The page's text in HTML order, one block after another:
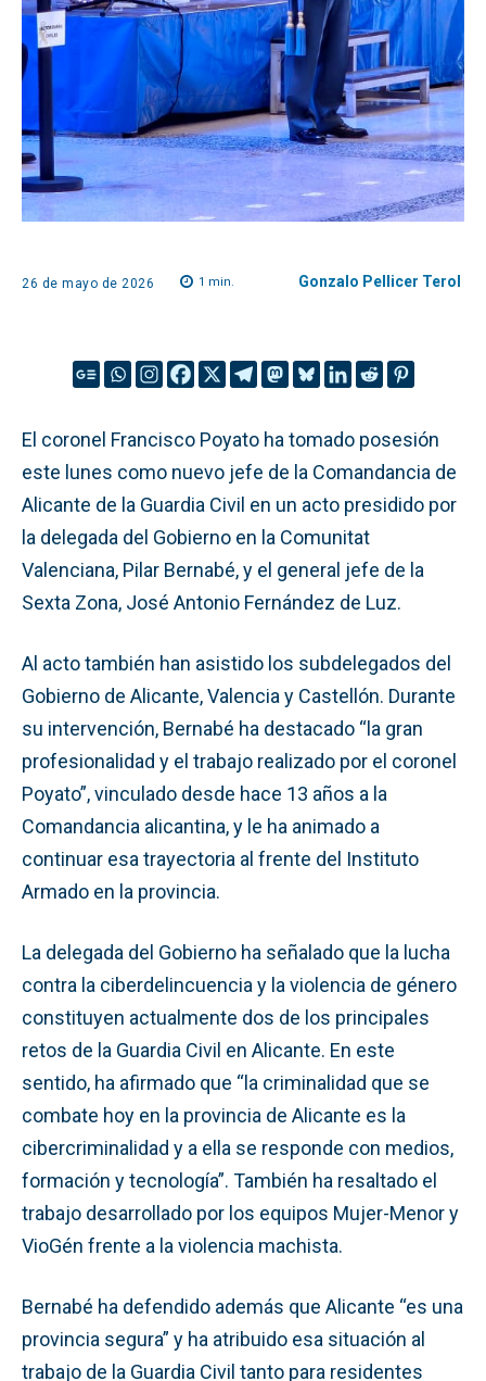
26 de mayo de 2026 1 min. Gonzalo Pellicer Terol
El coronel Francisco Poyato ha tomado posesión
este lunes como nuevo jefe de la Comandancia de
Alicante de la Guardia Civil en un acto presidido por
la delegada del Gobierno en la Comunitat
Valenciana, Pilar Bernabé, y el general jefe de la
Sexta Zona, José Antonio Fernández de Luz.
Al acto también han asistido los subdelegados del
Gobierno de Alicante, Valencia y Castellón. Durante
su intervención, Bernabé ha destacado “la gran
profesionalidad y el trabajo realizado por el coronel
Poyato”, vinculado desde hace 13 años a la
Comandancia alicantina, y le ha animado a
continuar esa trayectoria al frente del Instituto
Armado en la provincia.
La delegada del Gobierno ha señalado que la lucha
contra la ciberdelincuencia y la violencia de género
constituyen actualmente dos de los principales
retos de la Guardia Civil en Alicante. En este
sentido, ha afirmado que “la criminalidad que se
combate hoy en la provincia de Alicante es la
cibercriminalidad y a ella se responde con medios,
formación y tecnología”. También ha resaltado el
trabajo desarrollado por los equipos Mujer-Menor y
VioGén frente a la violencia machista.
Bernabé ha defendido además que Alicante “es una
provincia segura” y ha atribuido esa situación al
trabajo de la Guardia Civil tanto para residentes